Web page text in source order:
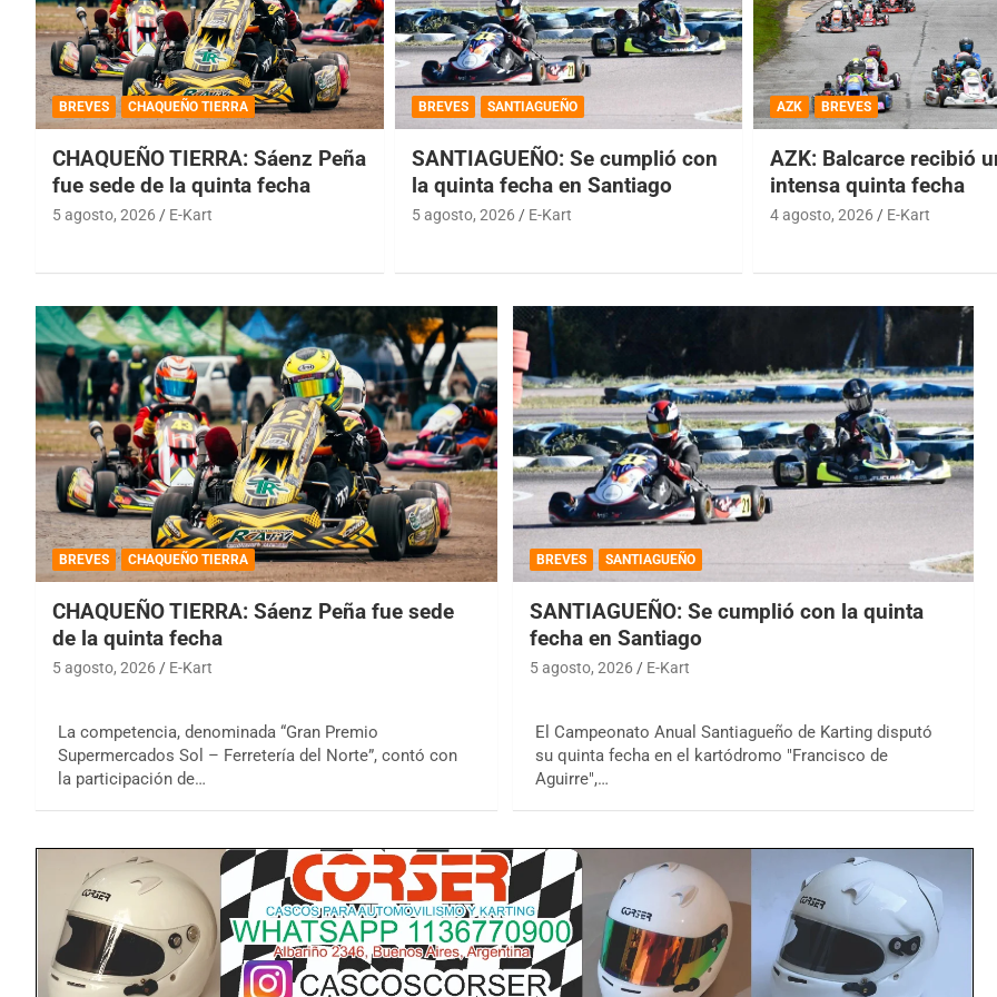
BREVES CHAQUEÑO TIERRA
CHAQUEÑO TIERRA: Sáenz Peña
fue sede de la quinta fecha
5 agosto, 2026 E-Kart
BREVES SANTIAGUEÑO
SANTIAGUEÑO: Se cumplió con
la quinta fecha en Santiago
5 agosto, 2026 E-Kart
AZK BREVES
AZK: Balcarce recibió
intensa quinta fecha
4 agosto, 2026 E-Kart
BREVES CHAQUEÑO TIERRA
CHAQUEÑO TIERRA: Sáenz Peña fue sede
de la quinta fecha
5 agosto, 2026 E-Kart
La competencia, denominada “Gran Premio
Supermercados Sol – Ferretería del Norte”, contó con
la participación de…
BREVES SANTIAGUEÑO
SANTIAGUEÑO: Se cumplió con la quinta
fecha en Santiago
5 agosto, 2026 E-Kart
El Campeonato Anual Santiagueño de Karting disputó
su quinta fecha en el kartódromo "Francisco de
Aguirre",…